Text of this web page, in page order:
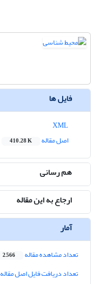
فایل ها
اصل مقاله
410.28 K
هم رسانی
ارجاع به این مقاله
آمار
تعداد مشاهده مقاله 2,566
تعداد دریافت فایل اصل مقاله